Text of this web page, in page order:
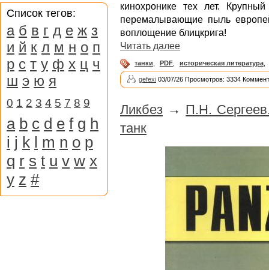
кинохронике тех лет.
перемалывающие пыль
воплощение блицкрига!
Читать далее
танки PDF историческая литература
gefexi 03/07/26 Просмотров: 3334
Ликбез → П.Н.
танк
Список тегов:
а б в г д е ж з
и й к л м н о п
р с т у ф х ц ч
ш э ю я
0 1 2 3 4 5 7 8 9
a b c d e f g h
i j k l m n o p
q r s t u v w x
y z #